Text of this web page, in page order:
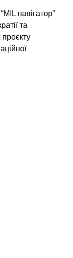
навігатор”
та